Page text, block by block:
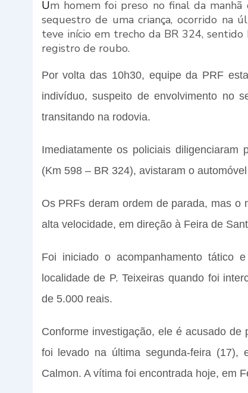
Um homem foi preso no final da
sequestro de uma criança, ocorrido na
teve início em trecho da BR 324,
registro de roubo.
Por volta das 10h30, equipe da PRF
indivíduo, suspeito de envolvimento no
transitando na rodovia.
Imediatamente os policiais
(Km 598 – BR 324), avistaram o
Os PRFs deram ordem de parada, mas
alta velocidade, em direção à Feira de
Foi iniciado o acompanhamento tático
localidade de P. Teixeiras quando foi
de 5.000 reais.
Conforme investigação, ele é acusado
foi levado na última segunda-feira (17),
Calmon. A vítima foi encontrada hoje, em